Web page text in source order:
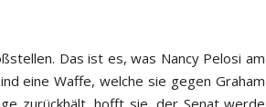
Das ist es, was Nancy Pelosi am
eine Waffe, welche sie gegen Graham